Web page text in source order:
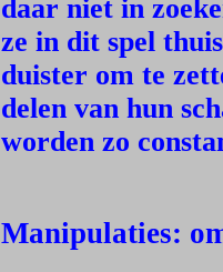
daar niet in
ze in dit spel
duister om te
delen van hun
worden zo
Manipulaties: